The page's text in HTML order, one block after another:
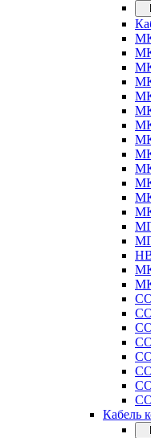
Кабель